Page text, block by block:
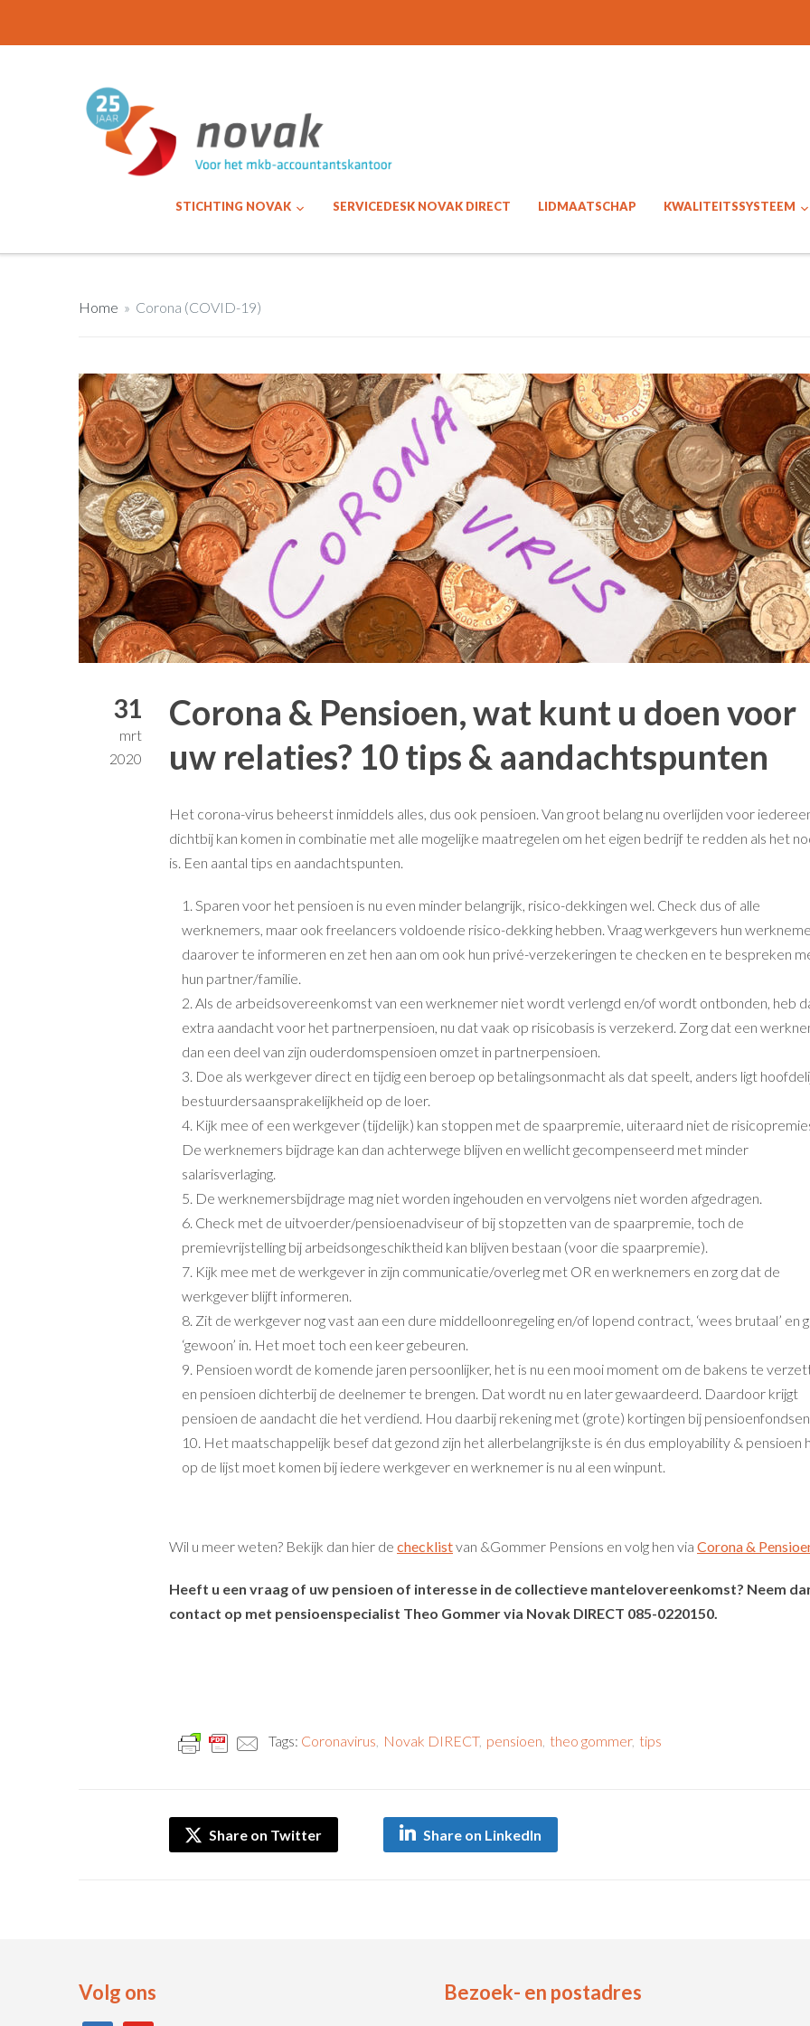
STICHTING NOVAK SERVICEDESK NOVAK DIRECT LIDMAATSCHAP KWALITEITSSYSTEEM
Home » Corona (COVID-19)
31
mrt
2020
Corona & Pensioen, wat kunt u doen voor
uw relaties? 10 tips & aandachtspunten
Het corona-virus beheerst inmiddels alles, dus ook pensioen. Van groot belang nu overlijden voor
dichtbij kan komen in combinatie met alle mogelijke maatregelen om het eigen bedrijf te redden als het
is. Een aantal tips en aandachtspunten.
Sparen voor het pensioen is nu even minder belangrijk, risico-dekkingen wel. Check dus of alle
werknemers, maar ook freelancers voldoende risico-dekking hebben. Vraag werkgevers hun
daarover te informeren en zet hen aan om ook hun privé-verzekeringen te checken en te bespreken
hun partner/familie.
Als de arbeidsovereenkomst van een werknemer niet wordt verlengd en/of wordt ontbonden, heb
extra aandacht voor het partnerpensioen, nu dat vaak op risicobasis is verzekerd. Zorg dat een
dan een deel van zijn ouderdomspensioen omzet in partnerpensioen.
Doe als werkgever direct en tijdig een beroep op betalingsonmacht als dat speelt, anders ligt
bestuurdersaansprakelijkheid op de loer.
Kijk mee of een werkgever (tijdelijk) kan stoppen met de spaarpremie, uiteraard niet de
De werknemers bijdrage kan dan achterwege blijven en wellicht gecompenseerd met minder
salarisverlaging.
De werknemersbijdrage mag niet worden ingehouden en vervolgens niet worden afgedragen.
Check met de uitvoerder/pensioenadviseur of bij stopzetten van de spaarpremie, toch de
premievrijstelling bij arbeidsongeschiktheid kan blijven bestaan (voor die spaarpremie).
Kijk mee met de werkgever in zijn communicatie/overleg met OR en werknemers en zorg dat de
werkgever blijft informeren.
Zit de werkgever nog vast aan een dure middelloonregeling en/of lopend contract, ‘wees brutaal’ en
‘gewoon’ in. Het moet toch een keer gebeuren.
Pensioen wordt de komende jaren persoonlijker, het is nu een mooi moment om de bakens te
en pensioen dichterbij de deelnemer te brengen. Dat wordt nu en later gewaardeerd. Daardoor krijgt
pensioen de aandacht die het verdiend. Hou daarbij rekening met (grote) kortingen bij
Het maatschappelijk besef dat gezond zijn het allerbelangrijkste is én dus employability & pensioen
op de lijst moet komen bij iedere werkgever en werknemer is nu al een winpunt.
Wil u meer weten? Bekijk dan hier de checklistvan &Gommer Pensions en volg hen via Corona &
Heeft u een vraag of uw pensioen of interesse in de collectieve mantelovereenkomst? Neem
contact op met pensioenspecialist Theo Gommer via Novak DIRECT 085-0220150.
Tags: Coronavirus Novak DIRECT, pensioen theo gommer, tips
Share on Twitter Share on LinkedIn
Volg ons Bezoek- en postadres